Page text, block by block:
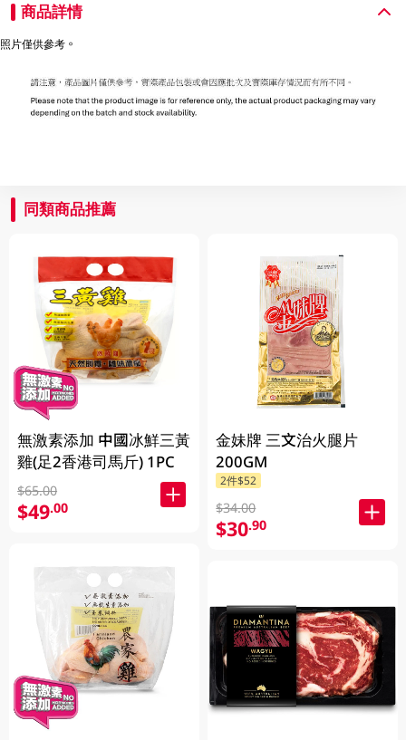
商品詳情
照片僅供參考。
同類商品推薦
無激素添加 中國冰鮮三黃
雞(足2香港司馬斤) 1PC
$65.00
$49.00
金妹牌 三文治火腿片
200GM
2件$52
$34.00
$30.90